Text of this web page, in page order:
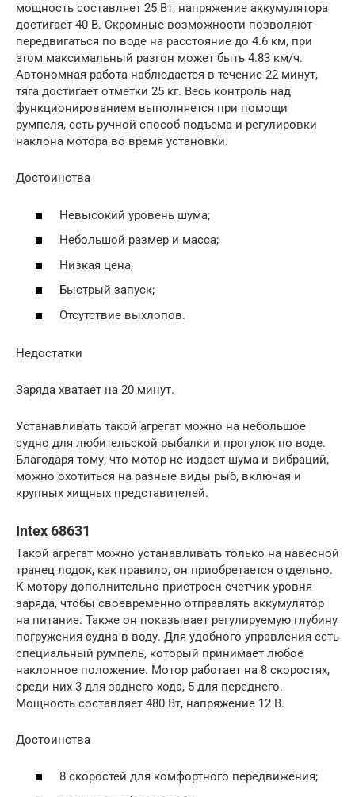
мощность составляет 25 Вт, напряжение аккумулятора
достигает 40 В. Скромные возможности позволяют
передвигаться по воде на расстояние до 4.6 км, при
этом максимальный разгон может быть 4.83 км/ч.
Автономная работа наблюдается в течение 22 минут,
тяга достигает отметки 25 кг. Весь контроль над
функционированием выполняется при помощи
румпеля, есть ручной способ подъема и регулировки
наклона мотора во время установки.
Достоинства
Невысокий уровень шума;
Небольшой размер и масса;
Низкая цена;
Быстрый запуск;
Отсутствие выхлопов.
Недостатки
Заряда хватает на 20 минут.
Устанавливать такой агрегат можно на небольшое
судно для любительской рыбалки и прогулок по воде.
Благодаря тому, что мотор не издает шума и вибраций,
можно охотиться на разные виды рыб, включая и
крупных хищных представителей.
Intex 68631
Такой агрегат можно устанавливать только на навесной
транец лодок, как правило, он приобретается отдельно.
К мотору дополнительно пристроен счетчик уровня
заряда, чтобы своевременно отправлять аккумулятор
на питание. Также он показывает регулируемую глубину
погружения судна в воду. Для удобного управления есть
специальный румпель, который принимает любое
наклонное положение. Мотор работает на 8 скоростях,
среди них 3 для заднего хода, 5 для переднего.
Мощность составляет 480 Вт, напряжение 12 В.
Достоинства
8 скоростей для комфортного передвижения;